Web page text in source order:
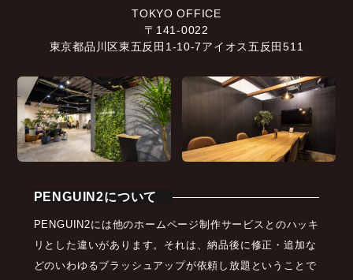
TOKYO OFFICE
〒141-0022
東京都品川区東五反田1-10-7アイオス五反田511
PENGUIN2について
PENGUIN2には他のホームページ制作サービスとのハッキ
リとした違いがあります。それは、納品後に修正・追加な
どのいわゆるブラッシュアップが依頼し放題ということで